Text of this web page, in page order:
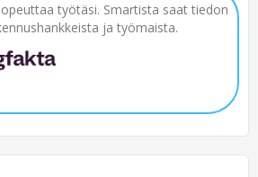
työtäsi. Smartista saat tiedon
ja työmaista.